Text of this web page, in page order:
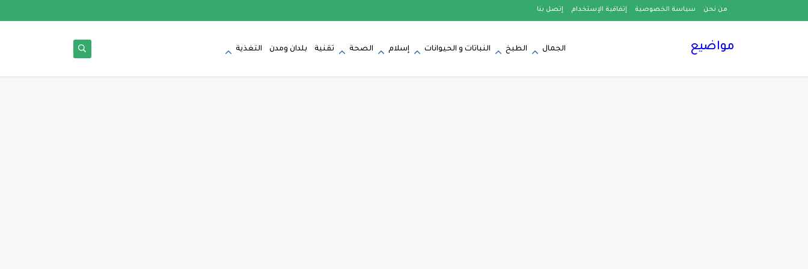
من نحن سياسة الخصوصية إتفاقية الإستخدام إتصل بنا
مواضيع الجمال الطبخ النباتات و الحيوانات إسلام الصحة تقنية بلدان ومدن التغذية